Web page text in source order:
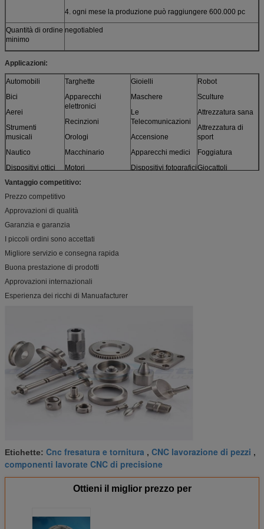
4. ogni mese la produzione può raggiungere 600.000 pc
Quantità di ordine
minimo
negotiabled
Applicazioni:
Automobili
Bici
Aerei
Strumenti
musicali
Nautico
Dispositivi ottici
Sensori
Modelli
Targhette
Apparecchi
elettronici
Recinzioni
Orologi
Macchinario
Motori
Mobilia
Gioielli
Maschere
Le
Telecomunicazioni
Accensione
Apparecchi medici
Dispositivi fotografici
Robot
Sculture
Attrezzatura sana
Attrezzatura di
sport
Foggiatura
Giocattoli
Vantaggio competitivo:
Prezzo competitivo
Approvazioni di qualità
Garanzia e garanzia
I piccoli ordini sono accettati
Migliore servizio e consegna rapida
Buona prestazione di prodotti
Approvazioni internazionali
Esperienza dei ricchi di Manuafacturer
Etichette: Cnc fresatura e tornitura , CNC lavorazione di pezzi ,
componenti lavorate CNC di precisione
Ottieni il miglior prezzo per